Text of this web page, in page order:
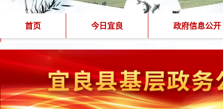
首页 今日宜良 政府信息公开